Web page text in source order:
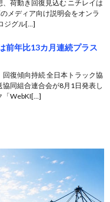
荷動き回復見込む ニチレイは
メディア向け説明会をオンラ
ジグル[…]
前年比13カ月連続プラス
復傾向持続 全日本トラック協
同組合連合会が8月1日発表し
「WebKI[…]